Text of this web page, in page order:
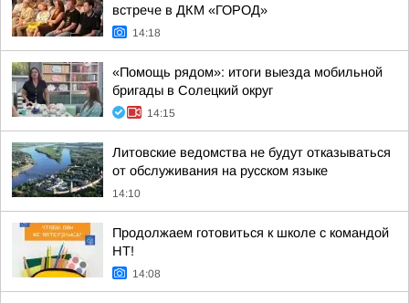
встрече в ДКМ «ГОРОД»
14:18
«Помощь рядом»: итоги выезда мобильной
бригады в Солецкий округ
14:15
Литовские ведомства не будут отказываться
от обслуживания на русском языке
14:10
Продолжаем готовиться к школе с командой
НТ!
14:08